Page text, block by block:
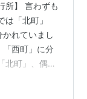
所】 言わずも
「北町」
かれていまし
「西町」に分
北町」、偶数
数月だか